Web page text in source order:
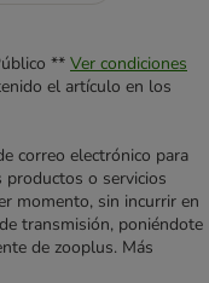
** Ver condiciones
el artículo en los
correo electrónico para
o servicios
momento, sin incurrir en
transmisión, poniéndote
de zooplus. Más